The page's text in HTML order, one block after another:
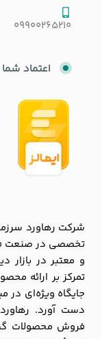
09900265210
اعتماد
شرکت رهاورد
تخصصی در صنعت
و معتبر در بازار
تمرکز بر ارائه
جایگاه ویژه‌ای در
دست آورد. رهاورد
فروش محصولات